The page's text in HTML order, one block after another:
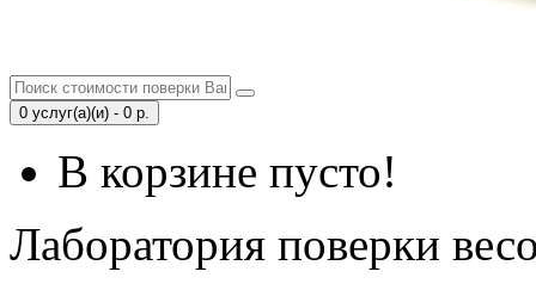
0 услуг(а)(и) - 0 р.
В корзине пусто!
Лаборатория поверки